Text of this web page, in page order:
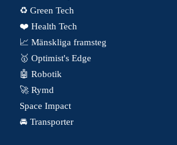
♻️ Green Tech
❤️ Health Tech
📈 Mänskliga framsteg
🥇 Optimist's Edge
🤖 Robotik
🚀 Rymd
Space Impact
🚘 Transporter